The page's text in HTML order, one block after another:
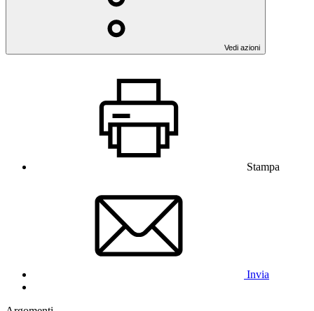
Vedi azioni
Stampa
Invia